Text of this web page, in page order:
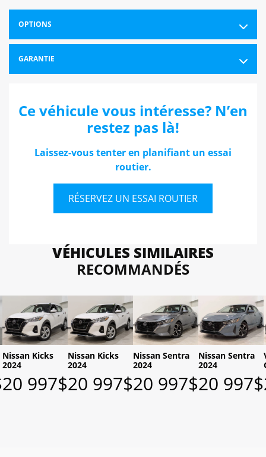
OPTIONS
GARANTIE
Ce véhicule vous intéresse? N’en
restez pas là!
Laissez-vous tenter en planifiant un essai
routier.
RÉSERVEZ UN ESSAI ROUTIER
VÉHICULES SIMILAIRES
RECOMMANDÉS
Nissan Kicks
2024
20 997$
Nissan Kicks
2024
20 997$
Nissan Sentra
2024
20 997$
Nissan Sentra
2024
20 997$